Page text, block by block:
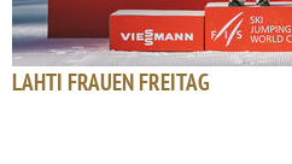
LAHTI FRAUEN FREITAG